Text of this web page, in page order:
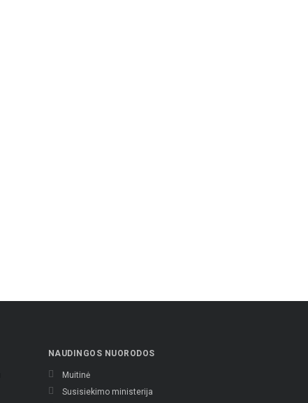
NAUDINGOS NUORODOS
Muitinė
Susisiekimo ministerija